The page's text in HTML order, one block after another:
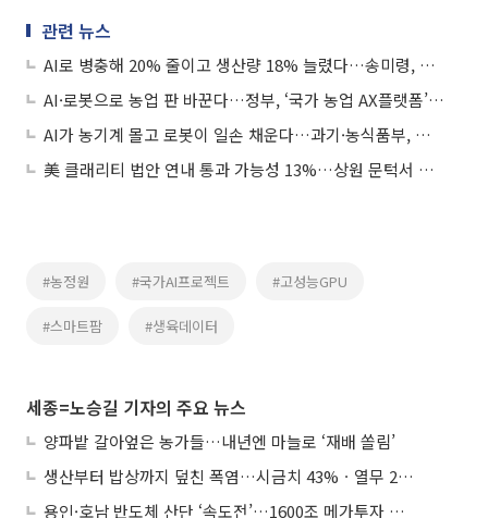
관련 뉴스
AI로 병충해 20% 줄이고 생산량 18% 늘렸다…송미령, 영월서 ‘농업 AX’ 현장 점검
AI·로봇으로 농업 판 바꾼다…정부, ‘국가 농업 AX플랫폼’ 민간 공모
AI가 농기계 몰고 로봇이 일손 채운다…과기·농식품부, 피지컬 AI 협업 선언
美 클래리티 법안 연내 통과 가능성 13%…상원 문턱서 제동
#농정원 #국가AI프로젝트 #고성능GPU
#스마트팜 #생육데이터
세종=노승길 기자의 주요 뉴스
양파밭 갈아엎은 농가들…내년엔 마늘로 ‘재배 쏠림’
생산부터 밥상까지 덮친 폭염…시금치 43%ㆍ열무 28% 급등
용인·호남 반도체 산단 ‘속도전’…1600조 메가투자 이행 총력